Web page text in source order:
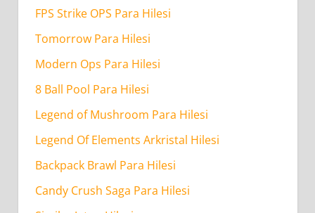
Kadar
Sürede
FPS Strike OPS Para Hilesi
Tomorrow Para Hilesi
Modern Ops Para Hilesi
8 Ball Pool Para Hilesi
Legend of Mushroom Para Hilesi
Legend Of Elements Arkristal Hilesi
Backpack Brawl Para Hilesi
Candy Crush Saga Para Hilesi